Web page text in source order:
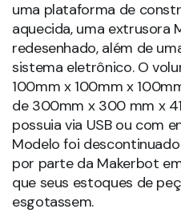
uma plataforma de
aquecida, uma extrusora
redesenhado, além de
sistema eletrônico. O
100mm x 100mm x
de 300mm x 300 mm x
possuia via USB ou com
Modelo foi
por parte da Makerbot
que seus estoques de
esgotassem.